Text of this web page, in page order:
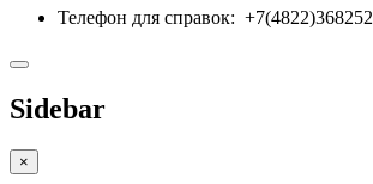
Телефон для справок: +7(4822)368252
Sidebar
×